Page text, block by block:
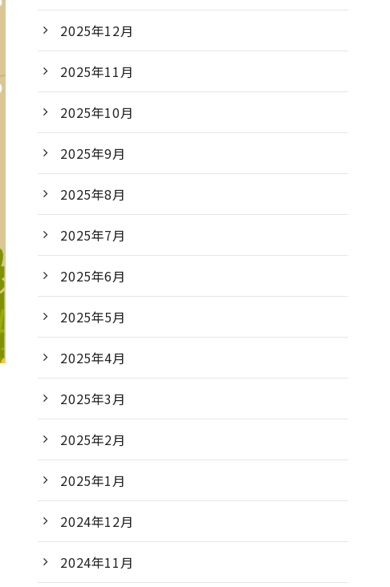
2025年12月
2025年11月
2025年10月
2025年9月
2025年8月
2025年7月
2025年6月
2025年5月
2025年4月
2025年3月
2025年2月
2025年1月
2024年12月
2024年11月